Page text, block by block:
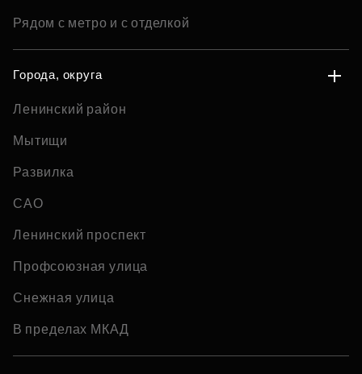
Рядом с метро и с отделкой
Города, округа
Ленинский район
Мытищи
Развилка
САО
Ленинский проспект
Профсоюзная улица
Снежная улица
В пределах МКАД